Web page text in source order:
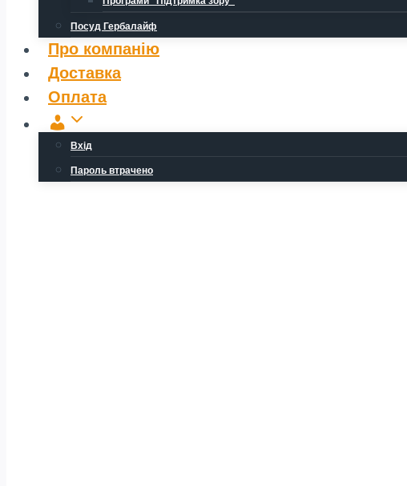
Посуд Гербалайф
Про компанію
Доставка
Оплата
Обліковий
запис
Вхід
Пароль втрачено